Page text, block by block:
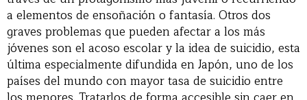
a elementos de ensoñación o fantasía. Otros dos
graves problemas que pueden afectar a los más
jóvenes son el acoso escolar y la idea de suicidio, esta
última especialmente difundida en Japón, uno de los
países del mundo con mayor tasa de suicidio entre